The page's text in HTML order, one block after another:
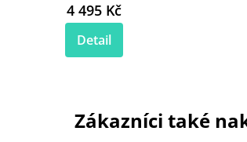
4 495 Kč
Detail
Zákazníci také